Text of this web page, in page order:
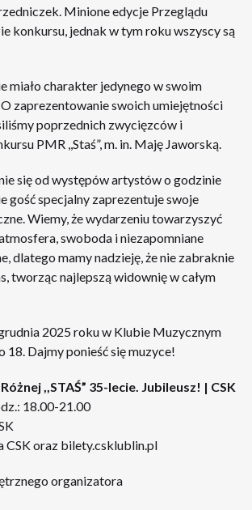
Minione edycje Przeglądu
konkursu, jednak w tym roku wszyscy są
miało charakter jedynego w swoim
zaprezentowanie swoich umiejętności
poprzednich zwycięzców i
PMR ,,Staś”, m. in. Maję Jaworską.
się od występów artystów o godzinie
gość specjalny zaprezentuje swoje
Wiemy, że wydarzeniu towarzyszyć
swoboda i niezapomniane
dlatego mamy nadzieję, że nie zabraknie
tworząc najlepszą widownię w całym
2025 roku w Klubie Muzycznym
18. Dajmy ponieść się muzyce!
,,STAŚ” 35-lecie. Jubileusz! | CSK
18.00-21.00
CSK oraz bilety.csklublin.pl
organizatora